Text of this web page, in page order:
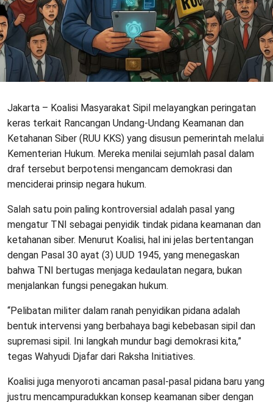
Jakarta – Koalisi Masyarakat Sipil melayangkan peringatan
keras terkait Rancangan Undang-Undang Keamanan dan
Ketahanan Siber (RUU KKS) yang disusun pemerintah melalui
Kementerian Hukum. Mereka menilai sejumlah pasal dalam
draf tersebut berpotensi mengancam demokrasi dan
menciderai prinsip negara hukum.
Salah satu poin paling kontroversial adalah pasal yang
mengatur TNI sebagai penyidik tindak pidana keamanan dan
ketahanan siber. Menurut Koalisi, hal ini jelas bertentangan
dengan Pasal 30 ayat (3) UUD 1945, yang menegaskan
bahwa TNI bertugas menjaga kedaulatan negara, bukan
menjalankan fungsi penegakan hukum.
“Pelibatan militer dalam ranah penyidikan pidana adalah
bentuk intervensi yang berbahaya bagi kebebasan sipil dan
supremasi sipil. Ini langkah mundur bagi demokrasi kita,”
tegas Wahyudi Djafar dari Raksha Initiatives.
Koalisi juga menyoroti ancaman pasal-pasal pidana baru yang
justru mencampuradukkan konsep keamanan siber dengan